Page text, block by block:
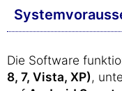
Die Software
8, 7, Vista, XP),